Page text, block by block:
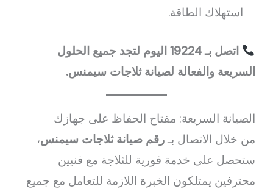
استهلاك الطاقة.
اتصل بـ 19224 اليوم لتجد جميع الحلول
السريعة والفعالة لصيانة ثلاجات سيمنس.
الصيانة السريعة: مفتاح الحفاظ على جهازك
من خلال الاتصال بـرقم صيانة ثلاجات سيمنس،
ستحصل على خدمة فورية للثلاجة مع فنيين
محترفين يمتلكون الخبرة اللازمة للتعامل مع جميع